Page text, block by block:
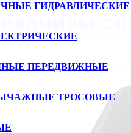
ГИДРАВЛИЧЕСКИЕ
ПЕРЕДВИЖНЫЕ
ТРОСОВЫЕ